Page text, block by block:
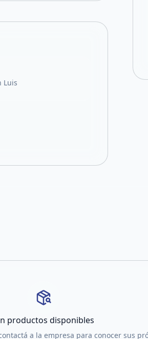
Luis
productos disponibles
a la empresa para conocer sus